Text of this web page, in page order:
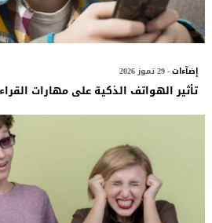
إضآءات- 29 تموز 2026
تأثير الهواتف الذكية على مهارات